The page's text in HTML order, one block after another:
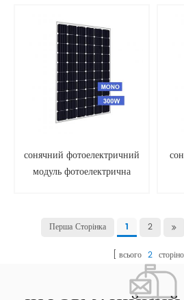
сонячний фотоелектричний
модуль фотоелектрична
Перша Сторінка 1 2
всього 2